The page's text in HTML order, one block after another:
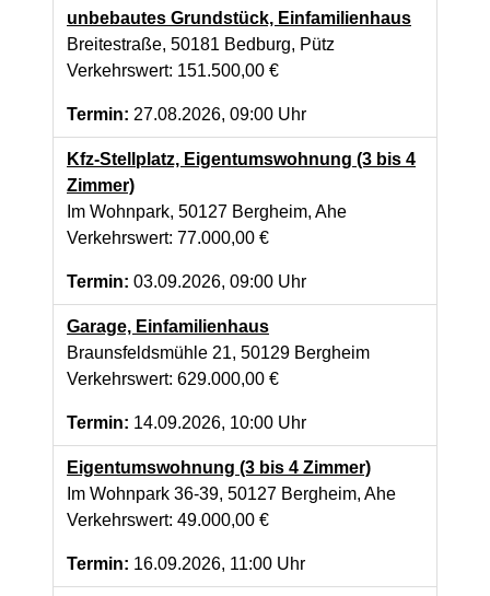
unbebautes Grundstück, Einfamilienhaus
Breitestraße, 50181 Bedburg, Pütz
Verkehrswert: 151.500,00 €
Termin: 27.08.2026, 09:00 Uhr
Kfz-Stellplatz, Eigentumswohnung (3 bis 4
Zimmer)
Im Wohnpark, 50127 Bergheim, Ahe
Verkehrswert: 77.000,00 €
Termin: 03.09.2026, 09:00 Uhr
Garage, Einfamilienhaus
Braunsfeldsmühle 21, 50129 Bergheim
Verkehrswert: 629.000,00 €
Termin: 14.09.2026, 10:00 Uhr
Eigentumswohnung (3 bis 4 Zimmer)
Im Wohnpark 36-39, 50127 Bergheim, Ahe
Verkehrswert: 49.000,00 €
Termin: 16.09.2026, 11:00 Uhr